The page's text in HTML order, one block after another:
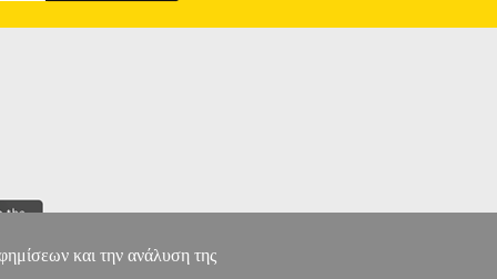
και την ανάλυση της